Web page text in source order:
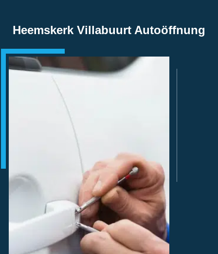
Heemskerk Villabuurt Autoöffnung